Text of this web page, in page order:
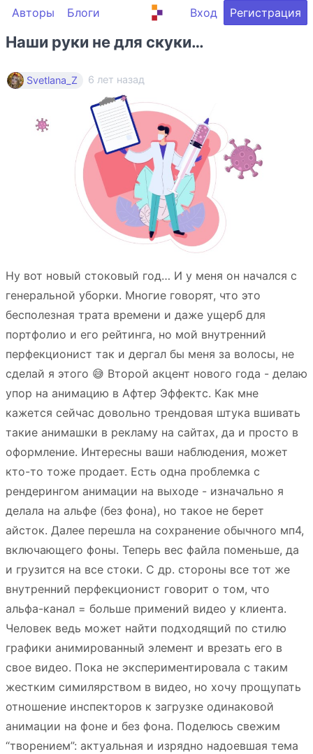
Авторы Блоги Вход Регистрация
Наши руки не для скуки…
Svetlana_Z 6 лет назад
Ну вот новый стоковый год… И у меня он начался с
генеральной уборки. Многие говорят, что это
бесполезная трата времени и даже ущерб для
портфолио и его рейтинга, но мой внутренний
перфекционист так и дергал бы меня за волосы, не
сделай я этого 😅 Второй акцент нового года - делаю
упор на анимацию в Афтер Эффектс. Как мне
кажется сейчас довольно трендовая штука вшивать
такие анимашки в рекламу на сайтах, да и просто в
оформление. Интересны ваши наблюдения, может
кто-то тоже продает. Есть одна проблемка с
рендерингом анимации на выходе - изначально я
делала на альфе (без фона), но такое не берет
айсток. Далее перешла на сохранение обычного мп4,
включающего фоны. Теперь вес файла поменьше, да
и грузится на все стоки. С др. стороны все тот же
внутренний перфекционист говорит о том, что
альфа-канал = больше примений видео у клиента.
Человек ведь может найти подходящий по стилю
графики анимированный элемент и врезать его в
свое видео. Пока не экспериментировала с таким
жестким симилярством в видео, но хочу прощупать
отношение инспекторов к загрузке одинаковой
анимации на фоне и без фона. Поделюсь свежим
“творением”: актуальная и изрядно надоевшая тема